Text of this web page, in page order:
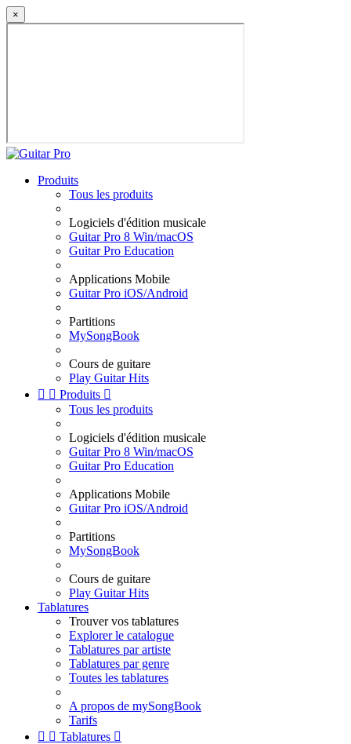
×
Produits
Tous les produits
Logiciels d'édition musicale
Guitar Pro 8 Win/macOS
Guitar Pro Education
Applications Mobile
Guitar Pro iOS/Android
Partitions
MySongBook
Cours de guitare
Play Guitar Hits
  Produits 
Tous les produits
Logiciels d'édition musicale
Guitar Pro 8 Win/macOS
Guitar Pro Education
Applications Mobile
Guitar Pro iOS/Android
Partitions
MySongBook
Cours de guitare
Play Guitar Hits
Tablatures
Trouver vos tablatures
Explorer le catalogue
Tablatures par artiste
Tablatures par genre
Toutes les tablatures
A propos de mySongBook
Tarifs
  Tablatures 